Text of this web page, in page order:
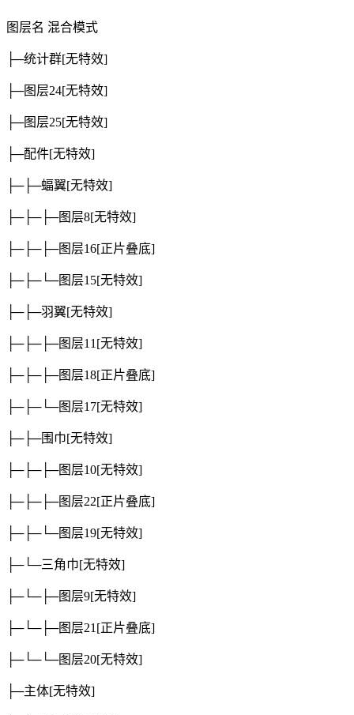
图层名 混合模式
├─统计群[无特效]
├─图层24[无特效]
├─图层25[无特效]
├─配件[无特效]
├─├─蝠翼[无特效]
├─├─├─图层8[无特效]
├─├─├─图层16[正片叠底]
├─├─└─图层15[无特效]
├─├─羽翼[无特效]
├─├─├─图层11 [无特效]
├─├─├─图层18[正片叠底]
├─├─└─图层17[无特效]
├─├─围巾[无特效]
├─├─├─图层10[无特效]
├─├─├─图层22[正片叠底]
├─├─└─图层19[无特效]
├─└─三角巾[无特效]
├─└─├─图层9[无特效]
├─└─├─图层21 [正片叠底]
├─└─└─图层20[无特效]
├─主体[无特效]